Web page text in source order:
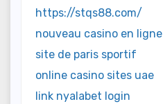
https://stqs88.com/
nouveau casino en ligne
site de paris sportif
online casino sites uae
link nyalabet login